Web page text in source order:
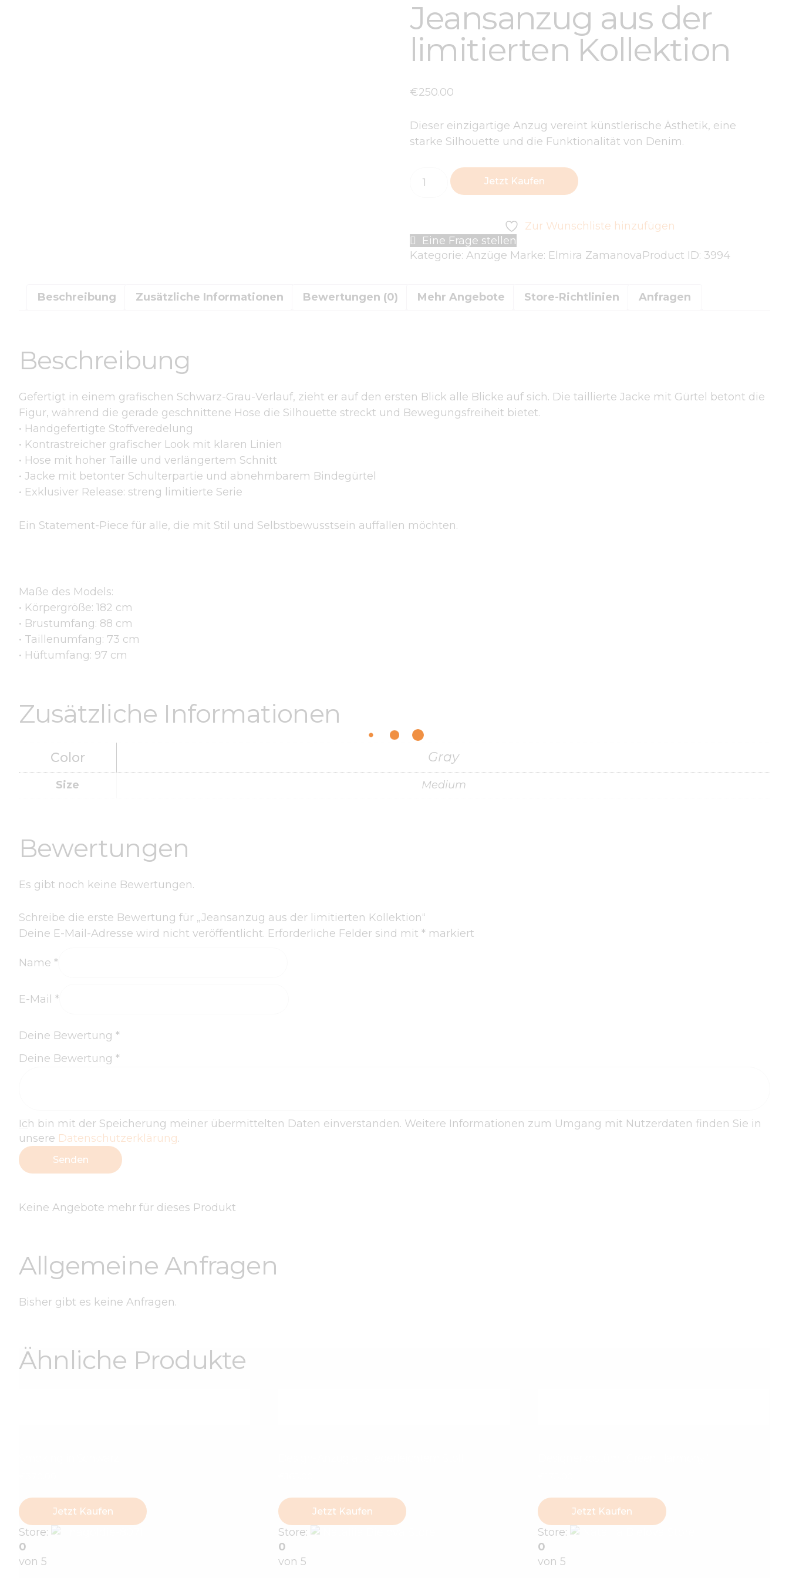
Jeansanzug aus der
limitierten Kollektion
€250.00
Dieser einzigartige Anzug vereint künstlerische Ästhetik, eine
starke Silhouette und die Funktionalität von Denim.
Jetzt Kaufen
Zur Wunschliste hinzufügen
Eine Frage stellen
Kategorie: Anzüge Marke: Elmira ZamanovaProduct ID: 3994
Beschreibung Zusätzliche Informationen Bewertungen (0) Mehr Angebote Store-Richtlinien Anfragen
Beschreibung
Gefertigt in einem grafischen Schwarz-Grau-Verlauf, zieht er auf den ersten Blick alle Blicke auf sich. Die taillierte Jacke mit Gürtel betont die
Figur, während die gerade geschnittene Hose die Silhouette streckt und Bewegungsfreiheit bietet.
• Handgefertigte Stoffveredelung
• Kontrastreicher grafischer Look mit klaren Linien
• Hose mit hoher Taille und verlängertem Schnitt
• Jacke mit betonter Schulterpartie und abnehmbarem Bindegürtel
• Exklusiver Release: streng limitierte Serie
Ein Statement-Piece für alle, die mit Stil und Selbstbewusstsein auffallen möchten.
Maße des Models:
• Körpergröße: 182 cm
• Brustumfang: 88 cm
• Taillenumfang: 73 cm
• Hüftumfang: 97 cm
Zusätzliche Informationen
Color Gray
Size Medium
Bewertungen
Es gibt noch keine Bewertungen.
Schreibe die erste Bewertung für „Jeansanzug aus der limitierten Kollektion“
Deine E-Mail-Adresse wird nicht veröffentlicht. Erforderliche Felder sind mit * markiert
Name *
E-Mail *
Deine Bewertung *
Deine Bewertung *
Ich bin mit der Speicherung meiner übermittelten Daten einverstanden. Weitere Informationen zum Umgang mit Nutzerdaten finden Sie in
unsere Datenschutzerklärung.
Keine Angebote mehr für dieses Produkt
Allgemeine Anfragen
Bisher gibt es keine Anfragen.
Ähnliche Produkte
Jetzt Kaufen
Store:
0
von 5
Jetzt Kaufen
Store:
0
von 5
Jetzt Kaufen
Store:
0
von 5